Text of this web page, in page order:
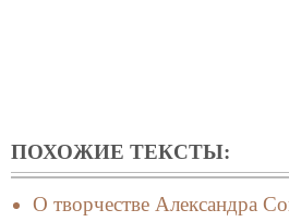
ПОХОЖИЕ ТЕКСТЫ:
О творчестве Александра